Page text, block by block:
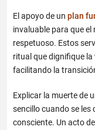
El apoyo de un plan
invaluable para que
respetuoso. Estos
ritual que dignifique la
facilitando la
Explicar la muerte de
sencillo cuando se les
consciente. Un acto